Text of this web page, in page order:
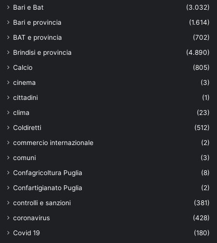
Bari e Bat
(3.032)
Bari e provincia
(1.614)
BAT e provincia
(702)
Brindisi e provincia
(4.890)
Calcio
(805)
cinema
(3)
cittadini
(1)
clima
(23)
Coldiretti
(512)
commercio internazionale
(2)
comuni
(3)
Confagricoltura Puglia
(8)
Confartigianato Puglia
(2)
controlli e sanzioni
(381)
coronavirus
(428)
Covid 19
(180)